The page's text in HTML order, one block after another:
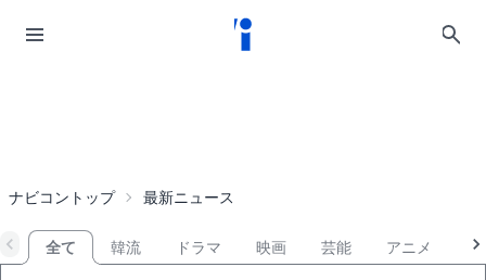
ナビコントップ 最新ニュース
全て 韓流 ドラマ 映画 芸能 アニメ